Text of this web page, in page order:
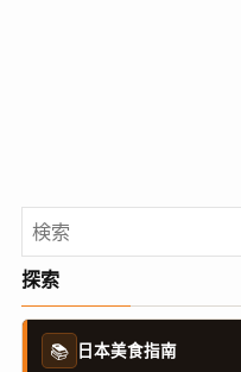
探索
📚 日本美食指南